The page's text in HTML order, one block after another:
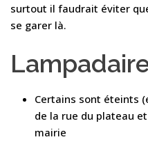
surtout il faudrait éviter
se garer là.
Certains sont éteints
de la rue du plateau
mairie